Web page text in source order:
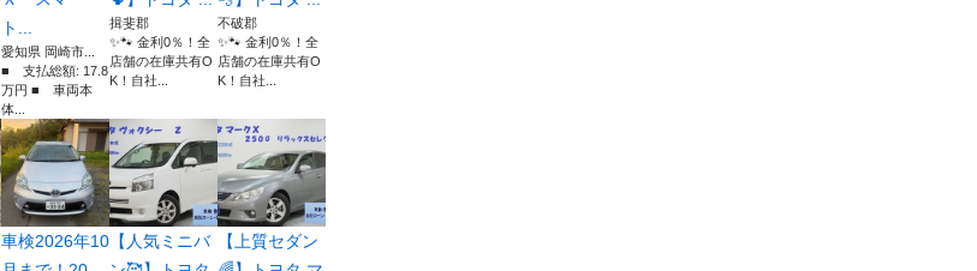
ト...
愛知県 岡崎市...
■ 支払総額: 17.8
万円 ■ 車両本
体...
揖斐郡
✨🐾 金利0％！全
店舗の在庫共有O
K！自社...
不破郡
✨🐾 金利0％！全
店舗の在庫共有O
K！自社...
車検2026年10 【人気ミニバ
【上質セダン